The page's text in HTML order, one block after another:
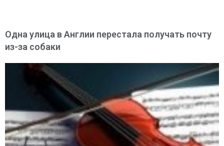
Одна улица в Англии перестала получать почту
из-за собаки